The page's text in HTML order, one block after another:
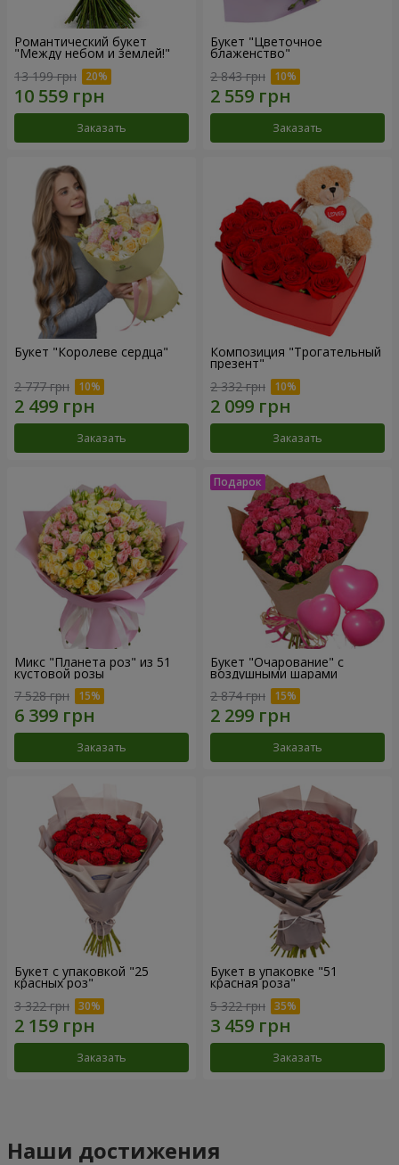
Романтический букет
"Между небом и землей!"
13 199 грн
Заказать
Букет "Цветочное
блаженство"
2 843 грн
Заказать
Букет "Королеве сердца"
2 777 грн
Заказать
Композиция "Трогательный
презент"
2 332 грн
Заказать
Микс "Планета роз" из 51
кустовой розы
7 528 грн
Заказать
Букет "Очарование" с
воздушными шарами
2 874 грн
Заказать
Букет с упаковкой "25
красных роз"
3 322 грн
Заказать
Букет в упаковке "51
красная роза"
5 322 грн
Заказать
Наши достижения